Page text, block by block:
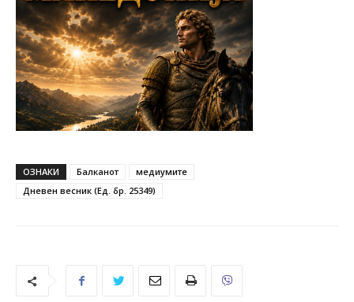
ОЗНАКИ Балканот
медиумите
Дневен весник (Ед. бр. 25349)